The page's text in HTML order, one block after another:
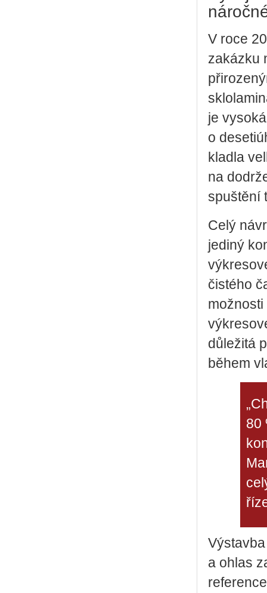
V roce
zakázku
je
o
kladla
na
spuštění
Celý
jediný
čistého
důležitá
během
80
a ohlas